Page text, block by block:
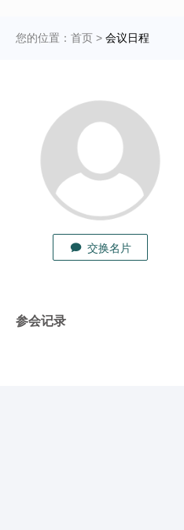
您的位置： 首页 > 会议日程
交换名片
参会记录